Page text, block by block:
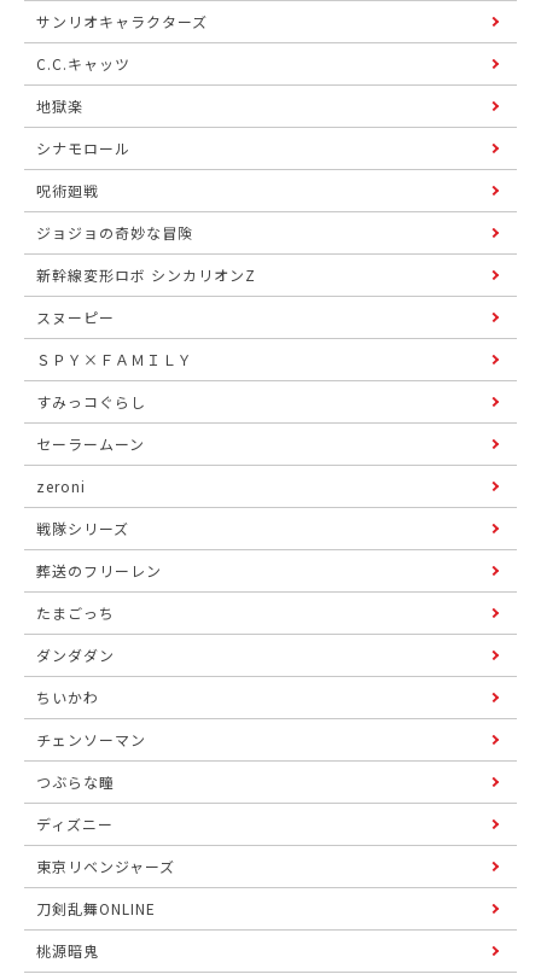
サンリオキャラクターズ
C.C.キャッツ
地獄楽
シナモロール
呪術廻戦
ジョジョの奇妙な冒険
新幹線変形ロボ シンカリオンZ
スヌーピー
ＳＰＹ×ＦＡＭＩＬＹ
すみっコぐらし
セーラームーン
zeroni
戦隊シリーズ
葬送のフリーレン
たまごっち
ダンダダン
ちいかわ
チェンソーマン
つぶらな瞳
ディズニー
東京リベンジャーズ
刀剣乱舞ONLINE
桃源暗鬼